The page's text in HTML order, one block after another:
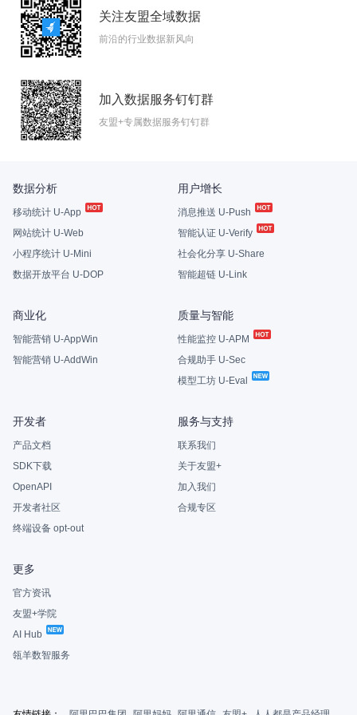
关注友盟全域数据
前沿的行业数据新风向
加入数据服务钉钉群
友盟+专属数据服务钉钉群
数据分析
移动统计 U-App
网站统计 U-Web
小程序统计 U-Mini
数据开放平台 U-DOP
用户增长
消息推送 U-Push
智能认证 U-Verify
社会化分享 U-Share
智能超链 U-Link
商业化
智能营销 U-AppWin
智能营销 U-AddWin
质量与智能
性能监控 U-APM
合规助手 U-Sec
模型工坊 U-Eval
开发者
产品文档
SDK下载
OpenAPI
开发者社区
终端设备 opt-out
服务与支持
联系我们
关于友盟+
加入我们
合规专区
更多
官方资讯
友盟+学院
AI Hub
瓴羊数智服务